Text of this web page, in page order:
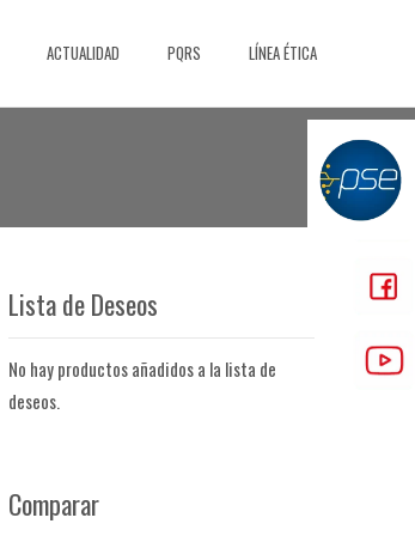
ACTUALIDAD PQRS LÍNEA ÉTICA
Lista de Deseos
No hay productos añadidos a la lista de
deseos.
Comparar